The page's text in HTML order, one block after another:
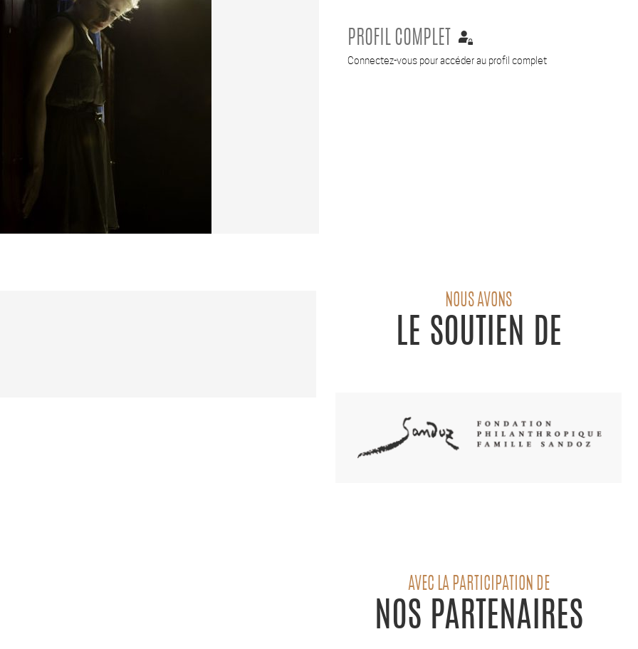
PROFIL COMPLET
Connectez-vous pour accéder au profil complet
NOUS AVONS
LE SOUTIEN DE
AVEC LA PARTICIPATION DE
NOS PARTENAIRES